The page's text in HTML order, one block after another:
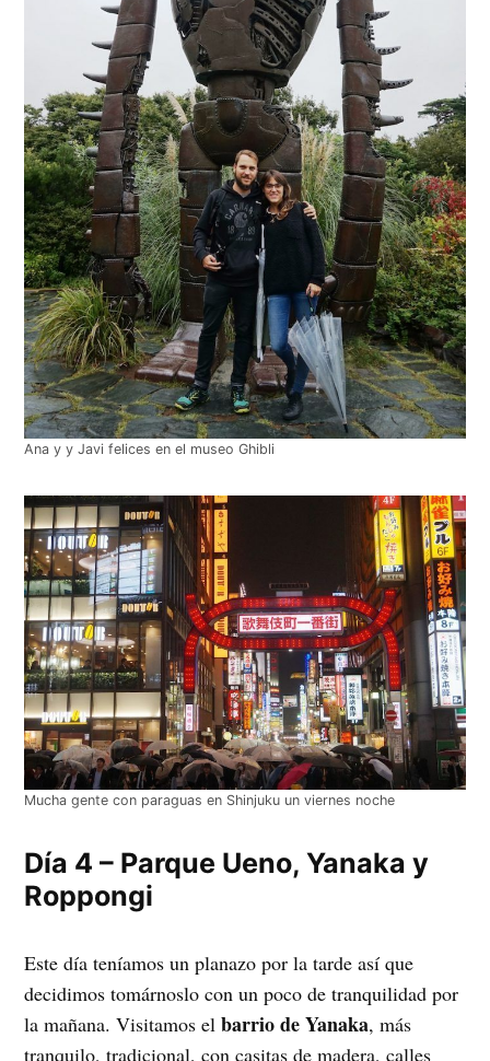
Ana y y Javi felices en el museo Ghibli
Mucha gente con paraguas en Shinjuku un viernes noche
Día 4 – Parque Ueno, Yanaka y
Roppongi
Este día teníamos un planazo por la tarde así que
decidimos tomárnoslo con un poco de tranquilidad por
la mañana. Visitamos elbarrio de Yanaka, más
tranquilo, tradicional, con casitas de madera, calles